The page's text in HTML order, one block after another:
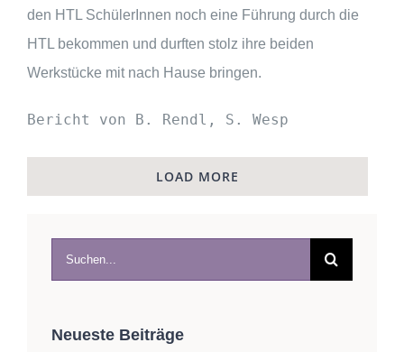
den HTL SchülerInnen noch eine Führung durch die
HTL bekommen und durften stolz ihre beiden
Werkstücke mit nach Hause bringen.
Bericht von B. Rendl, S. Wesp
LOAD MORE
Suche
nach:
Neueste Beiträge